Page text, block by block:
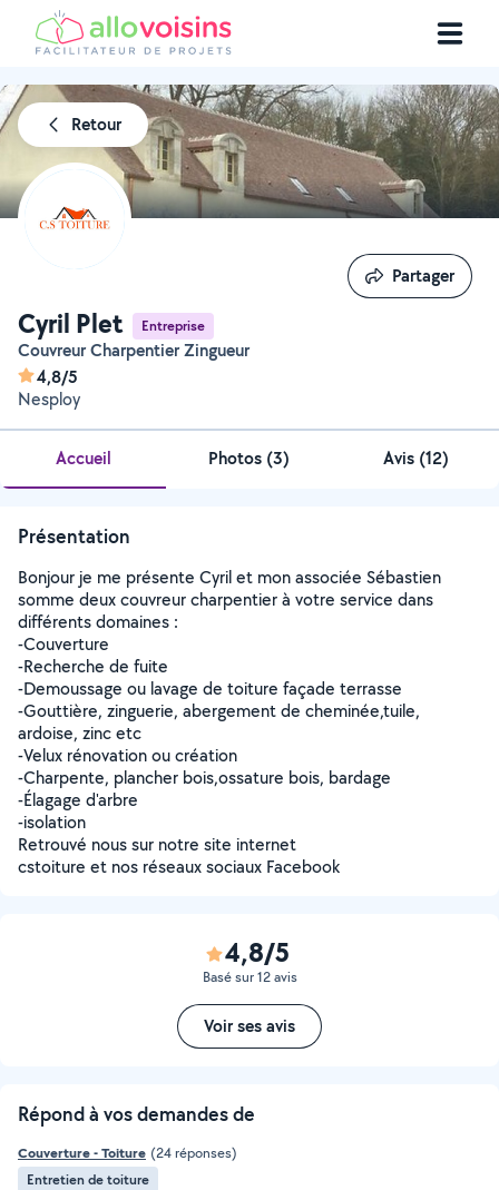
Retour
Cyril Plet Entreprise
Couvreur Charpentier Zingueur
4,8/5
Nesploy
Partager
Partager
Accueil Photos (3) Avis (12)
Présentation
Bonjour je me présente Cyril et mon associée Sébastien
somme deux couvreur charpentier à votre service dans
différents domaines :
-Couverture
-Recherche de fuite
-Demoussage ou lavage de toiture façade terrasse
-Gouttière, zinguerie, abergement de cheminée,tuile,
ardoise, zinc etc
-Velux rénovation ou création
-Charpente, plancher bois,ossature bois, bardage
-Élagage d'arbre
-isolation
Retrouvé nous sur notre site internet
cstoiture et nos réseaux sociaux Facebook
4,8/5
Basé sur 12 avis
Voir ses avis
Répond à vos demandes de
Couverture - Toiture (24 réponses)
Entretien de toiture